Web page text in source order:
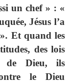
un chef » : «
Jésus l’a
Et quand les
des lois
de Dieu, ils
le Dieu